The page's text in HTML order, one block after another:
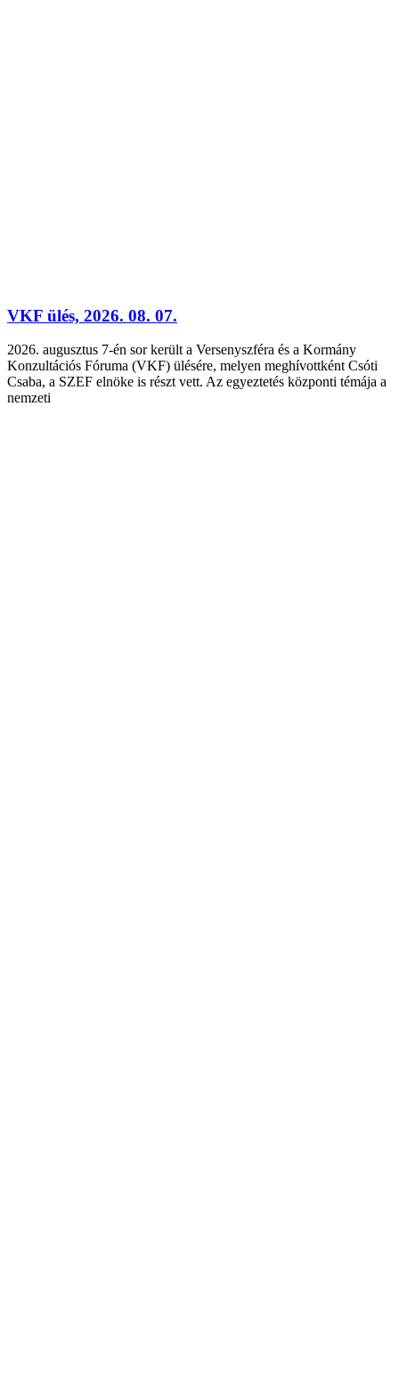
VKF ülés, 2026. 08. 07.
2026. augusztus 7-én sor került a Versenyszféra és a Kormány
Konzultációs Fóruma (VKF) ülésére, melyen meghívottként Csóti
Csaba, a SZEF elnöke is részt vett. Az egyeztetés központi témája a
nemzeti